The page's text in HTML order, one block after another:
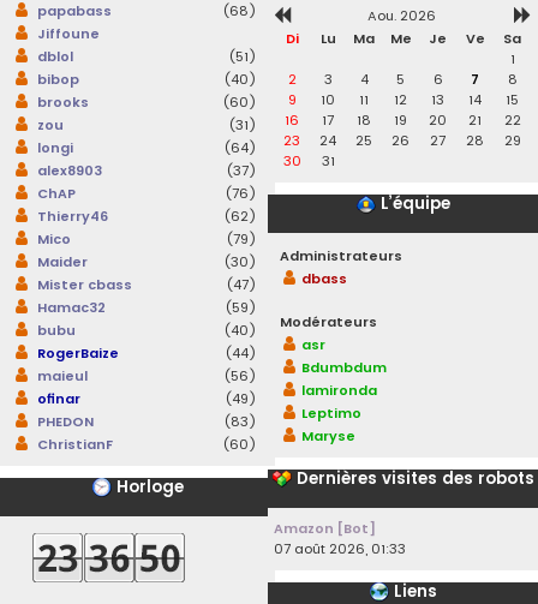
papabass
(68)
Jiffoune
dblol
(51)
bibop
(40)
brooks
(60)
zou
(31)
longi
(64)
alex8903
(37)
ChAP
(76)
Thierry46
(62)
Mico
(79)
Maider
(30)
Mister cbass
(47)
Hamac32
(59)
bubu
(40)
RogerBaize
(44)
maieul
(56)
ofinar
(49)
PHEDON
(83)
ChristianF
(60)
Horloge
Aou. 2026
Di
Lu Ma Me Je Ve
Sa
1
2
3 4 5 6 7
8
9
10 11 12 13 14
15
16
17 18 19 20 21
22
23
24 25 26 27 28
29
30
31
L’équipe
Administrateurs
dbass
Modérateurs
asr
Bdumbdum
lamironda
Leptimo
Maryse
Dernières visites des robots
Amazon [Bot]
07 août 2026, 01:33
Liens